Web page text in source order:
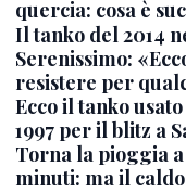
quercia: cosa è
Il tanko del 2014
Serenissimo:
resistere per
Ecco il tanko
1997 per il blitz a
Torna la pioggia
minuti: ma il